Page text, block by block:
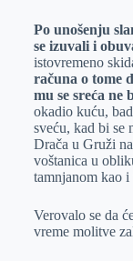
Po unošenju
se izuvali i
istovremeno
računa o tome
mu se sreća ne
okadio kuću,
sveću, kad bi se
Drača u Gruži
voštanica u
tamnjanom kao
Verovalo se da
vreme molitve